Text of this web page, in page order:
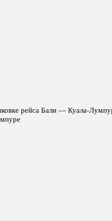
рейса Бали — Куала-